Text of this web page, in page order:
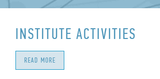
INSTITUTE ACTIVITIES
READ MORE